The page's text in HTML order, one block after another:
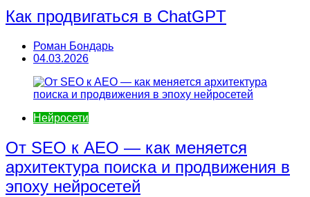
Как продвигаться в ChatGPT
Роман Бондарь
04.03.2026
Нейросети
От SEO к AEO — как меняется
архитектура поиска и продвижения в
эпоху нейросетей